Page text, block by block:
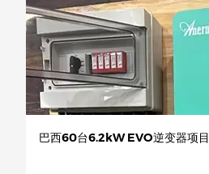
巴西60台6.2kW EVO逆变器项目